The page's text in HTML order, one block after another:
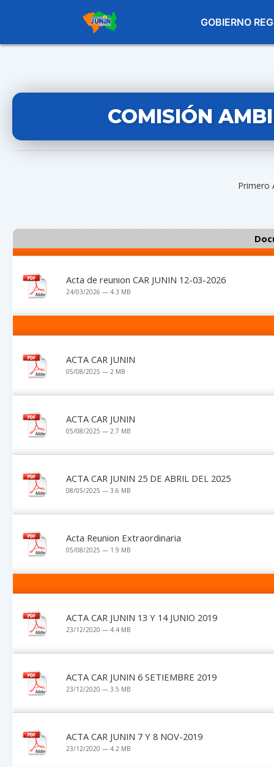
GOBIERNO
COMISIÓN
Primero
Acta de reunion CAR JUNIN 12-03-2026
24/03/2026 — 4.3 MB
ACTA CAR JUNIN
05/08/2025 — 2 MB
ACTA CAR JUNIN
05/08/2025 — 2.7 MB
ACTA CAR JUNIN 25 DE ABRIL DEL 2025
08/05/2025 — 3.6 MB
Acta Reunion Extraordinaria
05/08/2025 — 1.9 MB
ACTA CAR JUNIN 13 Y 14 JUNIO 2019
23/12/2020 — 4.4 MB
ACTA CAR JUNIN 6 SETIEMBRE 2019
23/12/2020 — 3.5 MB
ACTA CAR JUNIN 7 Y 8 NOV-2019
23/12/2020 — 4.2 MB